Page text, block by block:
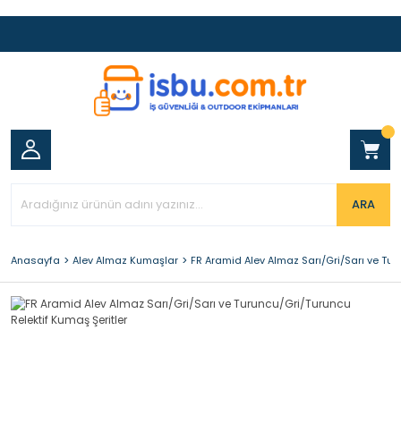
ARA
Anasayfa Alev Almaz Kumaşlar FR Aramid Alev Almaz Sarı/Gri/Sarı ve